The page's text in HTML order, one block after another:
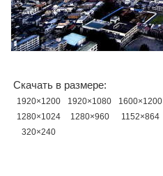
Скачать в размере:
1920×1200 1920×1080 1600×1200
1280×1024
1280×960 1152×864
320×240